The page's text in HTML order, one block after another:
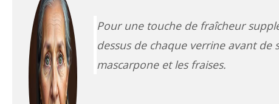
Pour une touche de fraîcheur
dessus de chaque verrine avant de
mascarpone et les fraises.